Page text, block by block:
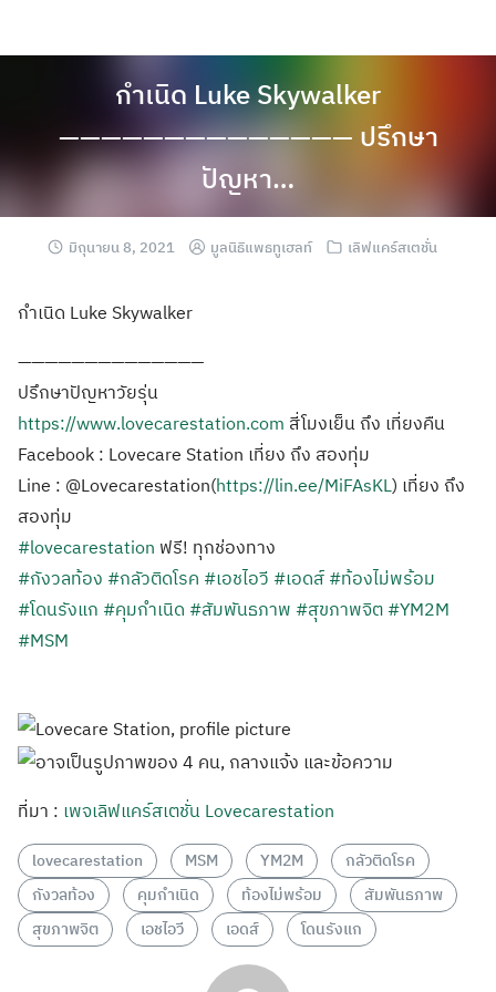
กำเนิด Luke Skywalker
—————————————— ปรึกษา
ปัญหา…
มิถุนายน 8, 2021 มูลนิธิแพธทูเฮลท์ เลิฟแคร์สเตชั่น
กำเนิด Luke Skywalker
——————————————
ปรึกษาปัญหาวัยรุ่น
https://www.lovecarestation.com สี่โมงเย็น ถึง เที่ยงคืน
Facebook : Lovecare Station เที่ยง ถึง สองทุ่ม
Line : @Lovecarestation(https://lin.ee/MiFAsKL) เที่ยง ถึง
สองทุ่ม
#lovecarestation ฟรี! ทุกช่องทาง
#กังวลท้อง #กลัวติดโรค #เอชไอวี #เอดส์ #ท้องไม่พร้อม
#โดนรังแก #คุมกำเนิด #สัมพันธภาพ #สุขภาพจิต #YM2M
#MSM
ที่มา : เพจเลิฟแคร์สเตชั่น Lovecarestation
lovecarestation MSM YM2M
กลัวติดโรค
กังวลท้อง
คุมกำเนิด ท้องไม่พร้อม
สัมพันธภาพ
สุขภาพจิต
เอชไอวี เอดส์ โดนรังแก